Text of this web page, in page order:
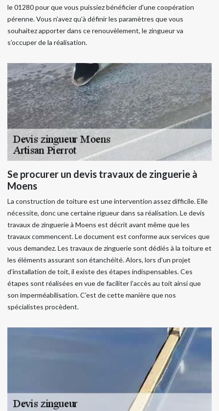
le 01280 pour que vous puissiez bénéficier d'une coopération
pérenne. Vous n’avez qu’à définir les paramètres que vous
souhaitez apporter dans ce renouvèlement, le zingueur va
s’occuper de la réalisation.
Se procurer un devis travaux de zinguerie à
Moens
La construction de toiture est une intervention assez difficile. Elle
nécessite, donc une certaine rigueur dans sa réalisation. Le devis
travaux de zinguerie à Moens est décrit avant même que les
travaux commencent. Le document est conforme aux services que
vous demandez. Les travaux de zinguerie sont dédiés à la toiture et
les éléments assurant son étanchéité. Alors, lors d’un projet
d’installation de toit, il existe des étapes indispensables. Ces
étapes sont réalisées en vue de faciliter l’accès au toit ainsi que
son imperméabilisation. C’est de cette manière que nos
spécialistes procèdent.